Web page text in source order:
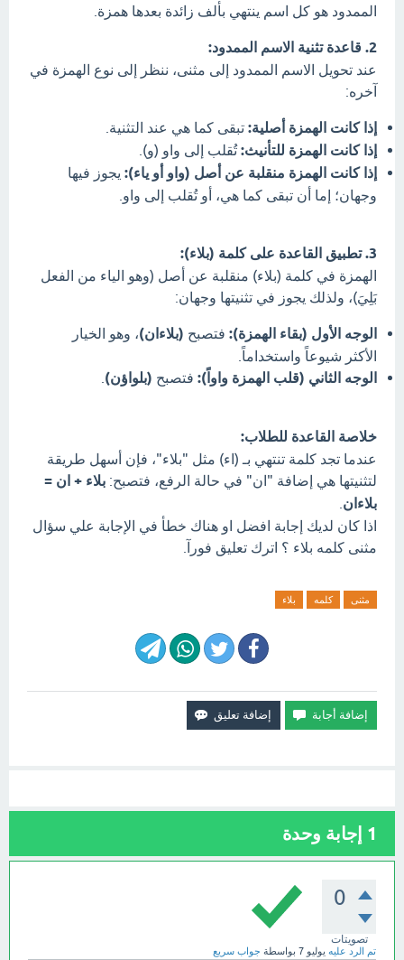
الممدود هو كل اسم ينتهي بألف زائدة بعدها همزة.
2. قاعدة تثنية الاسم الممدود:
عند تحويل الاسم الممدود إلى مثنى، ننظر إلى نوع الهمزة في
آخره:
إذا كانت الهمزة أصلية: تبقى كما هي عند التثنية.
إذا كانت الهمزة للتأنيث:تُقلب إلى واو (و).
إذا كانت الهمزة منقلبة عن أصل (واو أو ياء): يجوز فيها
وجهان؛ إما أن تبقى كما هي، أو تُقلب إلى واو.
3. تطبيق القاعدة على كلمة (بلاء):
الهمزة في كلمة (بلاء) منقلبة عن أصل (وهو الياء من الفعل
بَلِيَ)، ولذلك يجوز في تثنيتها وجهان:
الوجه الأول (بقاء الهمزة): فتصبح (بلاءان)، وهو الخيار
الأكثر شيوعاً واستخداماً.
الوجه الثاني (قلب الهمزة واواً): فتصبح (بلواؤن)
خلاصة القاعدة للطلاب:
عندما تجد كلمة تنتهي بـ (اء) مثل "بلاء"، فإن أسهل طريقة
لتثنيتها هي إضافة "ان" في حالة الرفع، فتصبح: بلاء + ان =
بلاءان
اذا كان لديك إجابة افضل او هناك خطأ في الإجابة علي سؤال
مثنى كلمه بلاء ؟ اترك تعليق فورآ.
مثنى كلمه بلاء
1 إجابة وحدة
0
تصويتات
تم الرد عليه يوليو 7 بواسطة جواب سريع